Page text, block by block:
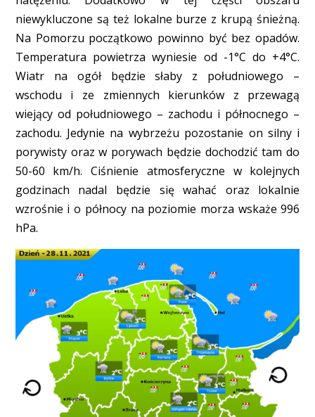
niewykluczone są też lokalne burze z krupą śnieżną.
Na Pomorzu początkowo powinno być bez opadów.
Temperatura powietrza wyniesie od -1°C do +4°C.
Wiatr na ogół będzie słaby z południowego –
wschodu i ze zmiennych kierunków z przewagą
wiejący od południowego – zachodu i północnego –
zachodu. Jedynie na wybrzeżu pozostanie on silny i
porywisty oraz w porywach będzie dochodzić tam do
50-60 km/h. Ciśnienie atmosferyczne w kolejnych
godzinach nadal będzie się wahać oraz lokalnie
wzrośnie i o północy na poziomie morza wskaże 996
hPa.